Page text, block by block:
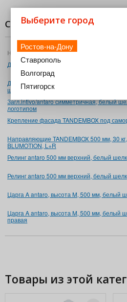
Состав комплекта
Название
Держ.задн.стенки B,белый шелк, L+R
Держатель релинга antaro, левый+правый,
шелк
Загл.intivo/antaro симметричная, белый
логотипом
Крепление фасада TANDEMBOX под
Направляющие TANDEMBOX 500 мм, 30
BLUMOTION, L+R
Релинг antaro 500 мм верхний, белый
Релинг antaro 500 мм верхний, белый
Царга A antaro, высота M, 500 мм, белый
Царга A antaro, высота M, 500 мм, белый
правая
Товары из этой
Выберите город
Ростов-на-Дону
Ставрополь
Волгоград
Пятигорск